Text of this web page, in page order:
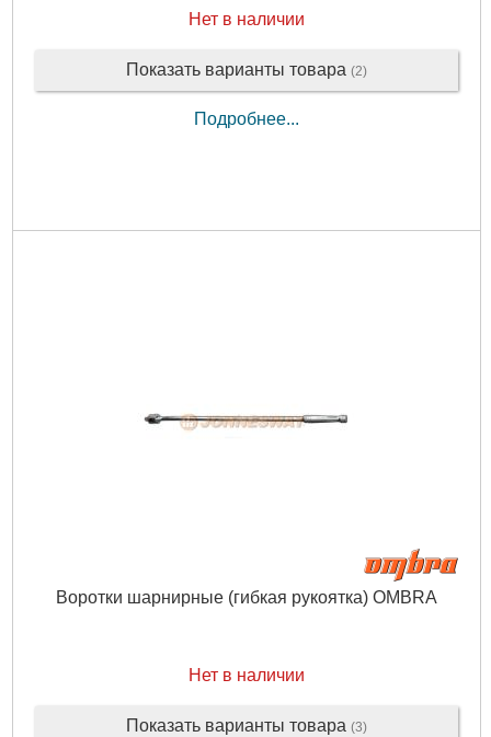
Нет в наличии
Показать варианты товара (2)
Подробнее...
Воротки шарнирные (гибкая рукоятка) OMBRA
Нет в наличии
Показать варианты товара (3)